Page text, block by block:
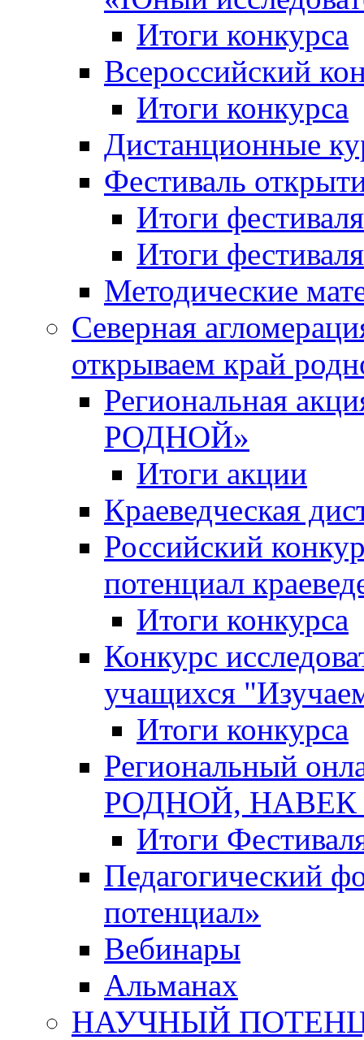
Итоги конкурса
Всероссийский
Итоги конкурса
Дистанционные
Фестиваль
Итоги
Итоги
Методические
Северная
открываем край
Региональная
РОДНОЙ»
Итоги акции
Краеведческая
Российский
потенциал
Итоги конкурса
Конкурс
учащихся
Итоги конкурса
Региональный
РОДНОЙ,
Итоги
Педагогический
потенциал»
Вебинары
Альманах
НАУЧНЫЙ